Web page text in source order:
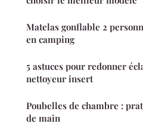
Matelas gonflable 2
en camping
5 astuces pour redonner
nettoyeur insert
Poubelles de chambre :
de main